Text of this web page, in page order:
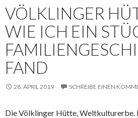
VÖLKLINGER
WIE ICH EIN
FAND
28. APRIL 2019 SCHREIBE EINEN
Die Völklinger Hütte, Weltkulturerbe.